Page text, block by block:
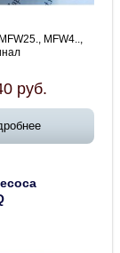
MFW4..,
руб.